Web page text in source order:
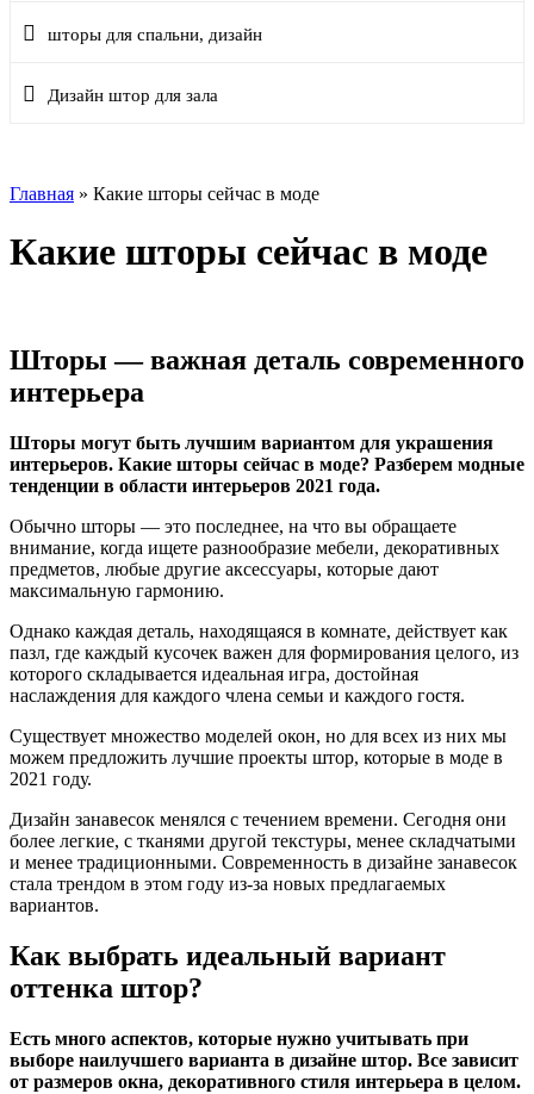
шторы для спальни, дизайн
Дизайн штор для зала
Главная » Какие шторы сейчас в моде
Какие шторы сейчас в моде
Шторы — важная деталь современного
интерьера
Шторы могут быть лучшим вариантом для украшения
интерьеров. Какие шторы сейчас в моде? Разберем модные
тенденции в области интерьеров 2021 года.
Обычно шторы — это последнее, на что вы обращаете
внимание, когда ищете разнообразие мебели, декоративных
предметов, любые другие аксессуары, которые дают
максимальную гармонию.
Однако каждая деталь, находящаяся в комнате, действует как
пазл, где каждый кусочек важен для формирования целого, из
которого складывается идеальная игра, достойная
наслаждения для каждого члена семьи и каждого гостя.
Существует множество моделей окон, но для всех из них мы
можем предложить лучшие проекты штор, которые в моде в
2021 году.
Дизайн занавесок менялся с течением времени. Сегодня они
более легкие, с тканями другой текстуры, менее складчатыми
и менее традиционными. Современность в дизайне занавесок
стала трендом в этом году из-за новых предлагаемых
вариантов.
Как выбрать идеальный вариант
оттенка штор?
Есть много аспектов, которые нужно учитывать при
выборе наилучшего варианта в дизайне штор. Все зависит
от размеров окна, декоративного стиля интерьера в целом.